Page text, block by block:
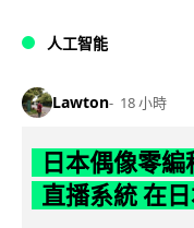
人工智能
Lawton 18 小時
日本偶像零
直播系統 在